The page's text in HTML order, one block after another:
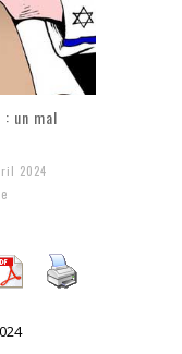
un mal
2024